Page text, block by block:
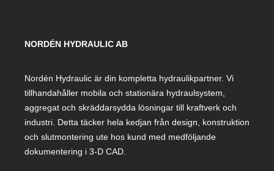
NORDÉN HYDRAULIC AB
Nordén Hydraulic är din kompletta hydraulikpartner. Vi
tillhandahåller mobila och stationära hydraulsystem,
aggregat och skräddarsydda lösningar till kraftverk och
industri. Detta täcker hela kedjan från design, konstruktion
och slutmontering ute hos kund med medföljande
dokumentering i 3-D CAD.